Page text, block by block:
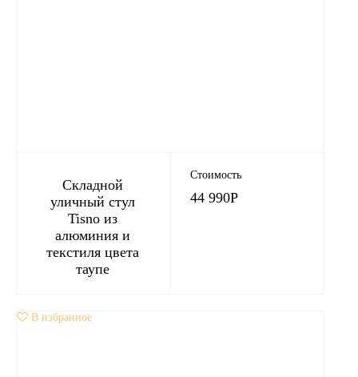
Складной
уличный стул
Tisno из
алюминия и
текстиля цвета
таупе
Стоимость
44 990Р
В избранное